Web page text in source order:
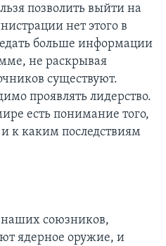
позволить выйти на
нет этого в
больше информации
не раскрывая
существуют.
проявлять лидерство.
есть понимание того,
к каким последствиям
союзников,
ядерное оружие, и